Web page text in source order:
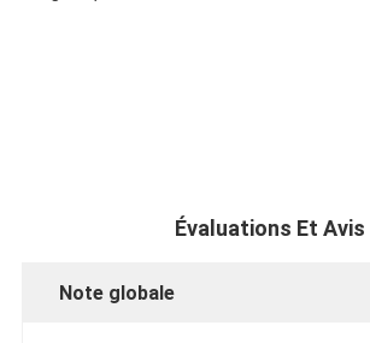
Évaluations Et Avis
Note globale